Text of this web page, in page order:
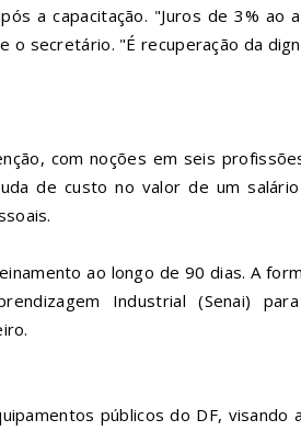
a capacitação. "Juros de 3% ao
o secretário. "É recuperação da
com noções em seis
de custo no valor de um
ao longo de 90 dias. A
Industrial (Senai)
públicos do DF, visando